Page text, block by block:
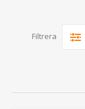
Filtrera